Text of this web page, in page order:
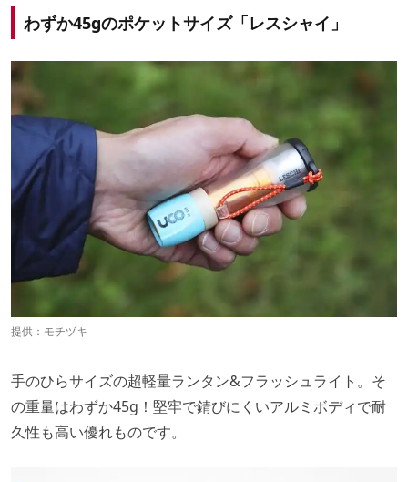
わずか45gのポケットサイズ「レスシャイ」
提供： モチヅキ
手のひらサイズの超軽量ランタン&フラッシュライト。そ
の重量はわずか45g！堅牢で錆びにくいアルミボディで耐
久性も高い優れものです。